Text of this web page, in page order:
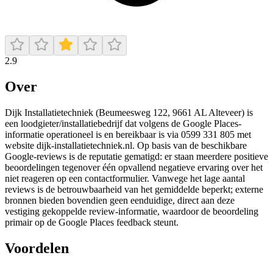
2.9
Over
Dijk Installatietechniek (Beumeesweg 122, 9661 AL Alteveer) is
een loodgieter/installatiebedrijf dat volgens de Google Places-
informatie operationeel is en bereikbaar is via 0599 331 805 met
website dijk-installatietechniek.nl. Op basis van de beschikbare
Google-reviews is de reputatie gematigd: er staan meerdere positieve
beoordelingen tegenover één opvallend negatieve ervaring over het
niet reageren op een contactformulier. Vanwege het lage aantal
reviews is de betrouwbaarheid van het gemiddelde beperkt; externe
bronnen bieden bovendien geen eenduidige, direct aan deze
vestiging gekoppelde review-informatie, waardoor de beoordeling
primair op de Google Places feedback steunt.
Voordelen